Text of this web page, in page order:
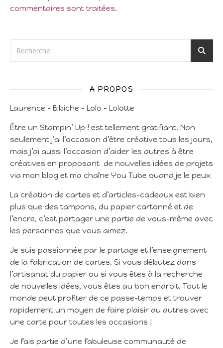
commentaires sont traitées.
A PROPOS
Laurence – Bibiche – Lolo – Lolotte
Être un Stampin’ Up ! est tellement gratifiant. Non
seulement j’ai l’occasion d’être créative tous les jours,
mais j’ai aussi l’occasion d’aider les autres à être
créatives en proposant de nouvelles idées de projets
via mon blog et ma chaîne You Tube quand je le peux
La création de cartes et d’articles-cadeaux est bien
plus que des tampons, du papier cartonné et de
l’encre, c’est partager une partie de vous-même avec
les personnes que vous aimez.
Je suis passionnée par le partage et l’enseignement
de la fabrication de cartes. Si vous débutez dans
l’artisanat du papier ou si vous êtes à la recherche
de nouvelles idées, vous êtes au bon endroit. Tout le
monde peut profiter de ce passe-temps et trouver
rapidement un moyen de faire plaisir au autres avec
une carte pour toutes les occasions !
Je fais partie d’une fabuleuse communauté de